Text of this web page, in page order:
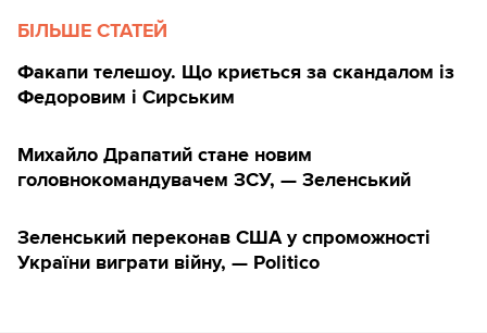
БІЛЬШЕ СТАТЕЙ
Факапи телешоу. Що криється за скандалом із
Федоровим і Сирським
Михайло Драпатий стане новим
головнокомандувачем ЗСУ, — Зеленський
Зеленський переконав США у спроможності
України виграти війну, — Politico